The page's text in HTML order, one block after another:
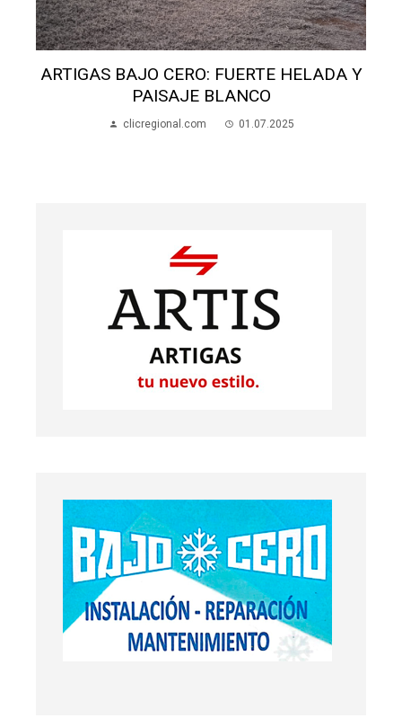
HELADA Y
INVESTIGAN DENUNCIA DE
SEXUAL EN JOSÉ PEDRO